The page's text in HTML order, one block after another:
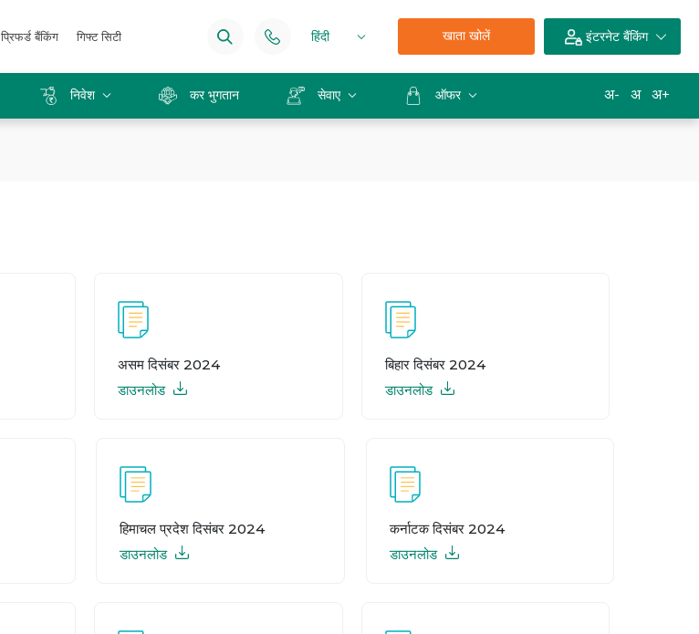
प्रिफर्ड बैंकिंग गिफ्ट सिटी हिंदी खाता खोलें इंटरनेट बैंकिंग
निवेश कर भुगतान सेवाए ऑफर अ- अ अ+
असम दिसंबर 2024
डाउनलोड
बिहार दिसंबर 2024
डाउनलोड
हिमाचल प्रदेश दिसंबर 2024
डाउनलोड
कर्नाटक दिसंबर 2024
डाउनलोड